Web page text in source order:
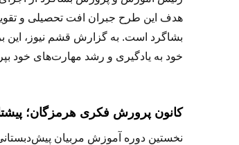
هدف این طرح جبران افت تحصیلی و
بشاگرد است. به گزارش قشم نیوز، این
خود به یادگیری و رشد مهارت‌های خود
کانون پرورش فکری هرمزگان؛
نخستین دوره آموزش مربیان